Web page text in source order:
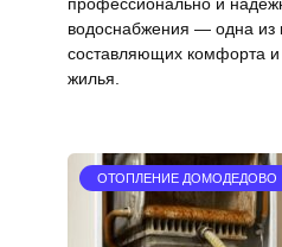
профессионально и
водоснабжения — одна из
составляющих комфорта и
жилья.
ОТОПЛЕНИЕ ДОМОДЕДОВО